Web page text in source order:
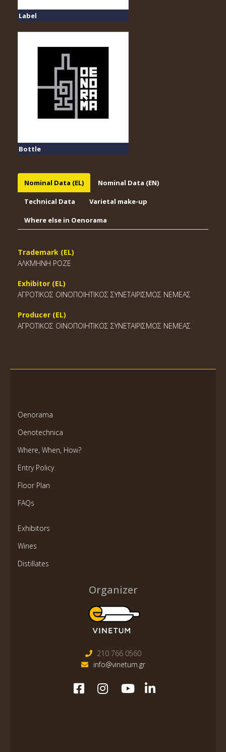
Label
Bottle
Nominal Data (EL) Nominal Data (EN)
Technical Data Varietal make-up
Where else in Oenorama
Trademark (EL)
ΑΛΚΜΗΝΗ ΡΟΖΕ
Exhibitor (EL)
ΑΓΡΟΤΙΚΟΣ ΟΙΝΟΠΟΙΗΤΙΚΟΣ ΣΥΝΕΤΑΙΡΙΣΜΟΣ ΝΕΜΕΑΣ
Producer (EL)
ΑΓΡΟΤΙΚΟΣ ΟΙΝΟΠΟΙΗΤΙΚΟΣ ΣΥΝΕΤΑΙΡΙΣΜΟΣ ΝΕΜΕΑΣ
Oenorama
Oenotechnica
Where, When, How?
Entry Policy
Floor Plan
FAQs
Exhibitors
Wines
Distillates
Organizer
210 766 0560
info@vinetum.gr